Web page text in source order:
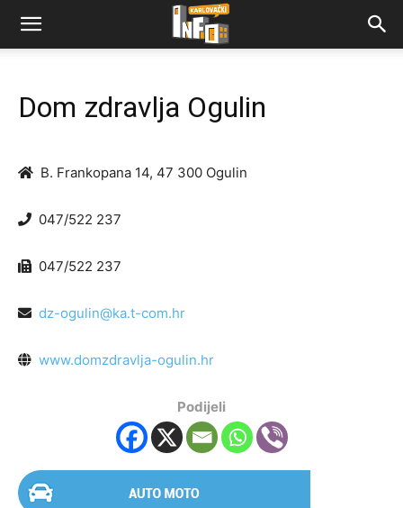
Dom zdravlja Ogulin
B. Frankopana 14, 47 300 Ogulin
047/522 237
047/522 237
dz-ogulin@ka.t-com.hr
www.domzdravlja-ogulin.hr
Podijeli